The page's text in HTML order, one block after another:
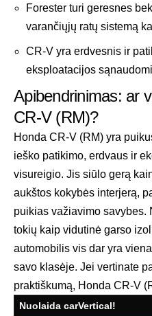
Forester turi geresnes
varančiųjų ratų sistemą
CR-V yra erdvesnis ir
eksploatacijos
Apibendrinimas: ar
CR-V (RM)?
Honda CR-V (RM) yra
ieško patikimo, erdvaus ir
visureigio. Jis siūlo gerą
aukštos kokybės interjerą,
puikias važiavimo savybes.
tokių kaip vidutinė garso
automobilis vis dar yra
savo klasėje. Jei vertinate
praktiškumą, Honda CR-V
Nuolaida carVertical!